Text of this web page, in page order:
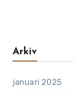
Arkiv
januari 2025